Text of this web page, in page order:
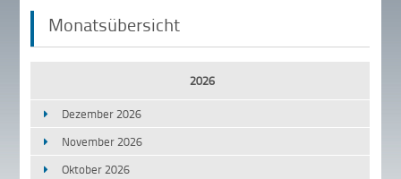
Monatsübersicht
2026
Dezember 2026
November 2026
Oktober 2026